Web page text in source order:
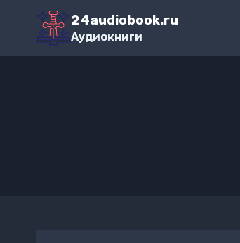
Перейти
содержимому
24audiobook.ru
Аудиокниги